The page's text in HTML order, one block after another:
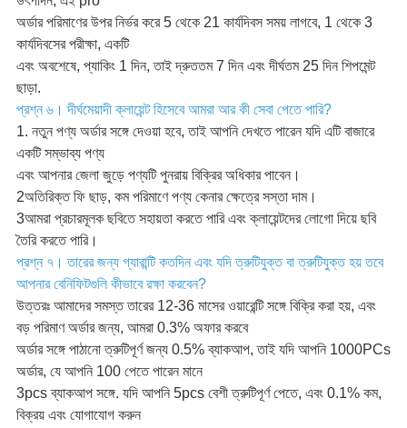
অর্ডার পরিমাণের উপর নির্ভর করে 5 থেকে 21 কার্যদিবস সময় লাগবে, 1 থেকে 3
কার্যদিবসের পরীক্ষা, একটি
এবং অবশেষে, প্যাকিং 1 দিন, তাই দ্রুততম 7 দিন এবং দীর্ঘতম 25 দিন শিপমেন্ট
ছাড়া.
প্রশ্ন ৬। দীর্ঘমেয়াদী ক্লায়েন্ট হিসেবে আমরা আর কী সেবা পেতে পারি?
1. নতুন পণ্য অর্ডার সঙ্গে দেওয়া হবে, তাই আপনি দেখতে পারেন যদি এটি বাজারে
একটি সম্ভাব্য পণ্য
এবং আপনার জেলা জুড়ে পণ্যটি পুনরায় বিক্রির অধিকার পাবেন।
2অতিরিক্ত ফি ছাড়, কম পরিমাণে পণ্য কেনার ক্ষেত্রে সস্তা দাম।
3আমরা প্রচারমূলক ছবিতে সহায়তা করতে পারি এবং ক্লায়েন্টদের লোগো দিয়ে ছবি
তৈরি করতে পারি।
প্রশ্ন ৭। তারের জন্য গ্যারান্টি কতদিন এবং যদি ত্রুটিযুক্ত বা ত্রুটিযুক্ত হয় তবে
আপনার বেনিফিটগুলি কীভাবে রক্ষা করবেন?
উত্তরঃ আমাদের সমস্ত তারের 12-36 মাসের ওয়ারেন্টি সঙ্গে বিক্রি করা হয়, এবং
বড় পরিমাণ অর্ডার জন্য, আমরা 0.3% অফার করবে
অর্ডার সঙ্গে পাঠানো ত্রুটিপূর্ণ জন্য 0.5% ব্যাকআপ, তাই যদি আপনি 1000PCs
অর্ডার, যে আপনি 100 পেতে পারেন মানে
3pcs ব্যাকআপ সঙ্গে. যদি আপনি 5pcs বেশী ত্রুটিপূর্ণ পেতে, এবং 0.1% কম,
বিক্রয় এবং যোগাযোগ করুন